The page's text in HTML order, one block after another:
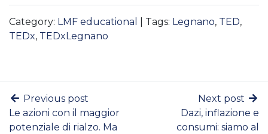
Category: LMF educational | Tags: Legnano, TED,
TEDx, TEDxLegnano
Previous post
Le azioni con il maggior
potenziale di rialzo. Ma
Next post
Dazi, inflazione e
consumi: siamo al